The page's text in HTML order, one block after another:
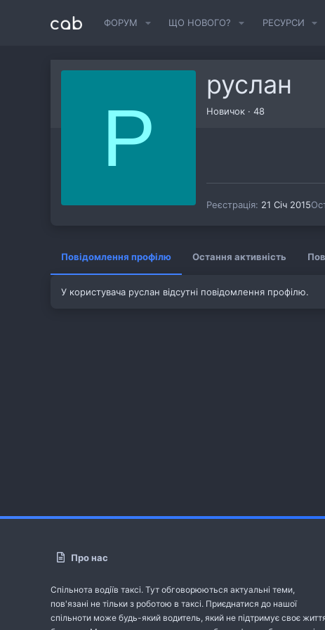
ФОРУМ ЩО НОВОГО? РЕСУРСИ
Р
руслан
Новичок · 48
Реєстрація 21 Січ 2015
Повідомлення профілю Остання активність
У користувача руслан відсутні повідомлення профілю.
Про нас
Спільнота водіїв таксі. Тут обговорюються актуальні теми,
пов'язані не тільки з роботою в таксі. Приєднатися до нашої
спільноти може будь-який водитель, який не підтримує своє